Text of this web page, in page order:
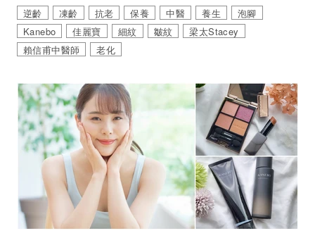
逆齡 凍齡 抗老 保養 中醫 養生
泡腳
Kanebo
佳麗寶 細紋 皺紋
梁太Stacey
賴信甫中醫師
老化